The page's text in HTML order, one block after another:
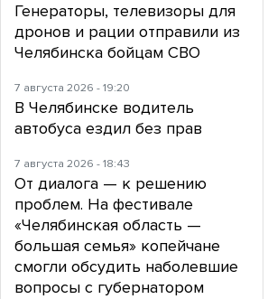
Генераторы, телевизоры для
дронов и рации отправили из
Челябинска бойцам СВО
7 августа 2026 - 19:20
В Челябинске водитель
автобуса ездил без прав
7 августа 2026 - 18:43
От диалога — к решению
проблем. На фестивале
«Челябинская область —
большая семья» копейчане
смогли обсудить наболевшие
вопросы с губернатором